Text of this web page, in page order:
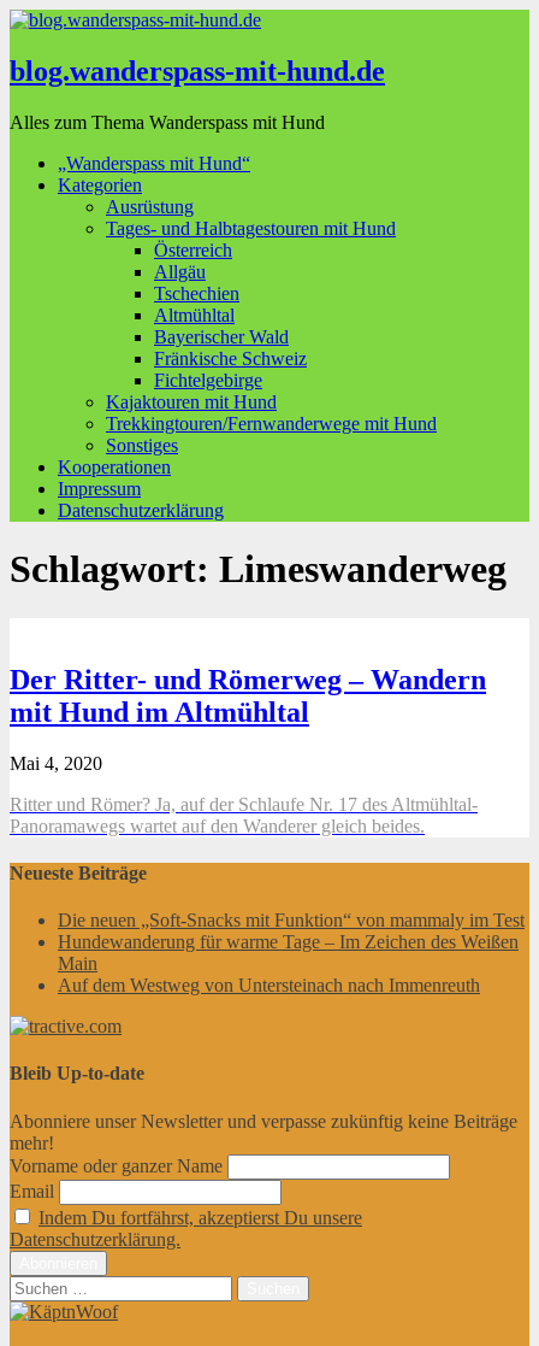
blog.wanderspass-mit-hund.de
Alles zum Thema Wanderspass mit Hund
„Wanderspass mit Hund“
Kategorien
Ausrüstung
Tages- und Halbtagestouren mit Hund
Österreich
Allgäu
Tschechien
Altmühltal
Bayerischer Wald
Fränkische Schweiz
Fichtelgebirge
Kajaktouren mit Hund
Trekkingtouren/Fernwanderwege mit Hund
Sonstiges
Kooperationen
Impressum
Datenschutzerklärung
Schlagwort: Limeswanderweg
Der Ritter- und Römerweg – Wandern
mit Hund im Altmühltal
Mai 4, 2020
Ritter und Römer? Ja, auf der Schlaufe Nr. 17 des Altmühltal-
Panoramawegs wartet auf den Wanderer gleich beides.
Neueste Beiträge
Die neuen „Soft-Snacks mit Funktion“ von mammaly im Test
Hundewanderung für warme Tage – Im Zeichen des Weißen
Main
Auf dem Westweg von Untersteinach nach Immenreuth
Bleib Up-to-date
Abonniere unser Newsletter und verpasse zukünftig keine Beiträge
mehr!
Vorname oder ganzer Name
Email
Indem Du fortfährst, akzeptierst Du unsere
Datenschutzerklärung.
Suchen
nach: